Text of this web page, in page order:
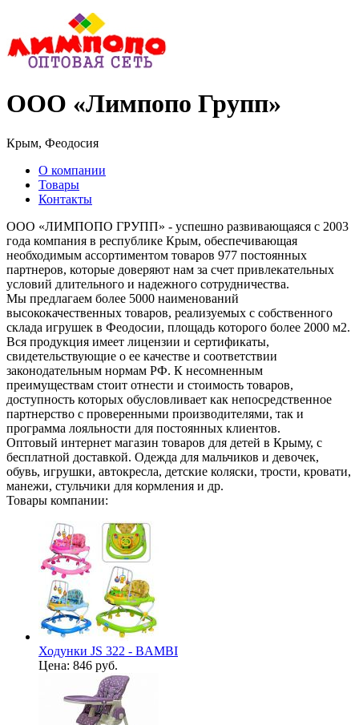
ООО «Лимпопо Групп»
Крым, Феодосия
О компании
Товары
Контакты
ООО «ЛИМПОПО ГРУПП» - успешно развивающаяся с 2003
года компания в республике Крым, обеспечивающая
необходимым ассортиментом товаров 977 постоянных
партнеров, которые доверяют нам за счет привлекательных
условий длительного и надежного сотрудничества.
Мы предлагаем более 5000 наименований
высококачественных товаров, реализуемых с собственного
склада игрушек в Феодосии, площадь которого более 2000 м2.
Вся продукция имеет лицензии и сертификаты,
свидетельствующие о ее качестве и соответствии
законодательным нормам РФ. К несомненным
преимуществам стоит отнести и стоимость товаров,
доступность которых обусловливает как непосредственное
партнерство с проверенными производителями, так и
программа лояльности для постоянных клиентов.
Оптовый интернет магазин товаров для детей в Крыму, с
бесплатной доставкой. Одежда для мальчиков и девочек,
обувь, игрушки, автокресла, детские коляски, трости, кровати,
манежи, стульчики для кормления и др.
Товары компании:
Ходунки JS 322 - BAMBI
Цена: 846 руб.